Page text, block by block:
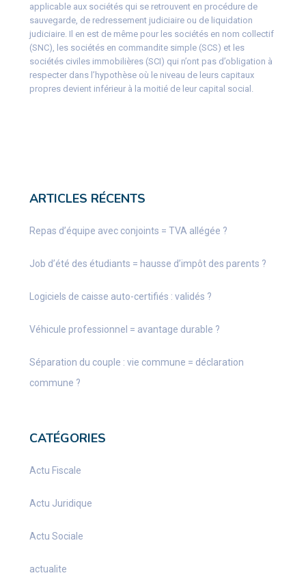
applicable aux sociétés qui se retrouvent en procédure de
sauvegarde, de redressement judiciaire ou de liquidation
judiciaire. Il en est de même pour les sociétés en nom collectif
(SNC), les sociétés en commandite simple (SCS) et les
sociétés civiles immobilières (SCI) qui n’ont pas d’obligation à
respecter dans l’hypothèse où le niveau de leurs capitaux
propres devient inférieur à la moitié de leur capital social.
ARTICLES RÉCENTS
Repas d’équipe avec conjoints = TVA allégée ?
Job d’été des étudiants = hausse d’impôt des parents ?
Logiciels de caisse auto-certifiés : validés ?
Véhicule professionnel = avantage durable ?
Séparation du couple : vie commune = déclaration
commune ?
CATÉGORIES
Actu Fiscale
Actu Juridique
Actu Sociale
actualite